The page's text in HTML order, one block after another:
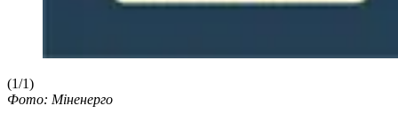
(1/1)
Фото: Міненерго